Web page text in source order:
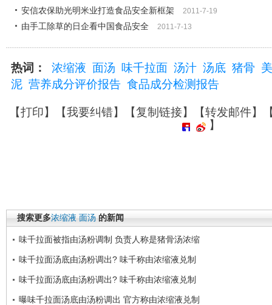
安信农保助光明米业打造食品安全新框架 2011-7-19
由手工除草的日企看中国食品安全 2011-7-13
热词： 浓缩液 面汤 味千拉面 汤汁 汤底 猪骨
泥 营养成分评价报告 食品成分检测报告
【打印】【我要纠错】【复制链接】【转发邮件】
】
搜索更多浓缩液 面汤 的新闻
味千拉面被指由汤粉调制 负责人称是猪骨汤浓缩
味千拉面汤底由汤粉调出? 味千称由浓缩液兑制
味千拉面汤底由汤粉调出? 味千称由浓缩液兑制
曝味千拉面汤底由汤粉调出 官方称由浓缩液兑制